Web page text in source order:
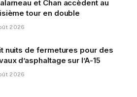
et Chan accèdent au
tour en double
2026
nuits de fermetures pour des
d’asphaltage sur l’A-15
2026